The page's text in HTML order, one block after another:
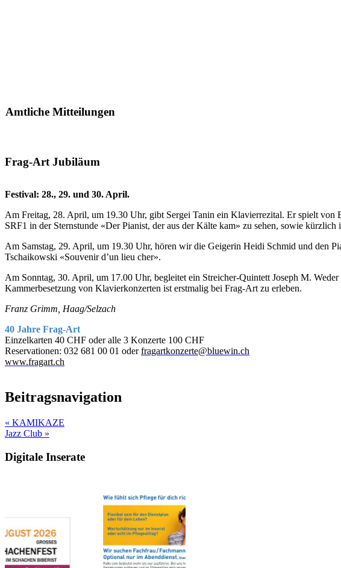
Amtliche Mitteilungen
Frag-Art Jubiläum
Festival: 28., 29. und 30. April.
Am Freitag, 28. April, um 19.30 Uhr, gibt Sergei Tanin ein Klavierrezital. Er spielt von
SRF1 in der Sternstunde «Der Pianist, der aus der Kälte kam» zu sehen, sowie
Am Samstag, 29. April, um 19.30 Uhr, hören wir die Geigerin Heidi Schmid und den
Tschaikowski «Souvenir d’un lieu cher».
Am Sonntag, 30. April, um 17.00 Uhr, begleitet ein Streicher-Quintett Joseph M.
Kammerbesetzung von Klavierkonzerten ist erstmalig bei Frag-Art zu erleben.
Franz Grimm, Haag/Selzach
40 Jahre Frag-Art
Einzelkarten 40 CHF oder alle 3 Konzerte 100 CHF
Reservationen: 032 681 00 01 oderfragartkonzerte@bluewin.ch
www.fragart.ch
Beitragsnavigation
« KAMIKAZE
Jazz Club »
Digitale Inserate